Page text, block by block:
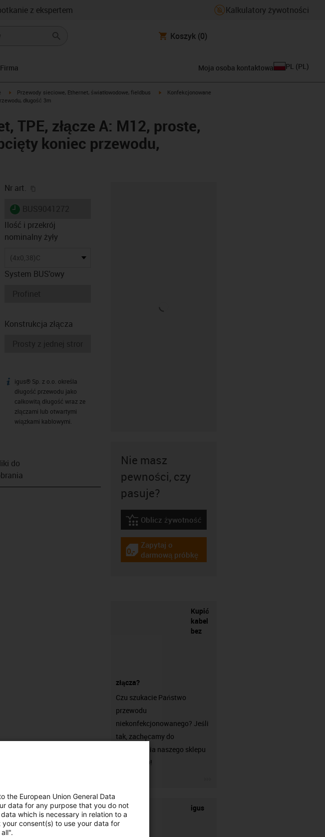
z ekspertem Kalkulatory żywotności
Koszyk (0)
Firma Moja osoba kontaktowa PL (PL )
igus-icon-arrow-right
Przewody sieciowe, Ethernet, światłowodowe, fieldbus igus-icon-arrow-right
Konfekcjonowane
długość 3m
TPE, złącze A: M12, proste,
koniec przewodu,
Nr art.
igus-icon-lieferzeit
Ilość i przekrój
nominalny żyły
(4x0,38)C
System BUS'owy
Konstrukcja złącza
igus-icon-info
igus® Sp. z o.o. określa
długość przewodu jako
całkowitą długość wraz ze
złączami lub otwartymi
wiązkami kablowymi.
do
Nie masz
pewności, czy
pasuje?
igus-icon-lebensdauerrechner
Oblicz żywotność
igus-icon-gratismuster
Zapytaj o
darmową próbkę
Kupić
kabel
bez
złącza?
Czu szukacie Państwo
przewodu
niekonfekcjonowanego? Jeśli
tak, zachęcamy do
odwiedzenia naszego sklepu
chainflex®!
igus
European Union General Data
data for any purpose that you do not
which is necessary in relation to a
consent(s) to use your data for